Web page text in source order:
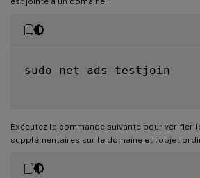
sudo net ads testjoin
Exécutez la commande suivante pour vérifier
supplémentaires sur le domaine et l’objet